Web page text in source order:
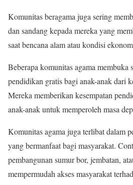
Komunitas beragama juga sering
dan sandang kepada mereka yang
saat bencana alam atau kondisi
Beberapa komunitas agama membuka
pendidikan gratis bagi anak-anak dari
Mereka memberikan kesempatan
anak-anak untuk memperoleh masa
Komunitas agama juga terlibat dalam
yang bermanfaat bagi masyarakat.
pembangunan sumur bor, jembatan,
mempermudah akses masyarakat